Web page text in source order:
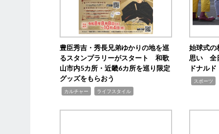
豊臣秀吉・秀長兄弟ゆかりの地を巡
るスタンプラリーがスタート 和歌
山市内5カ所・近畿6カ所を巡り限定
グッズをもらおう
カルチャー ライフスタイル
始球式の
思い 全
ドナル
スポーツ